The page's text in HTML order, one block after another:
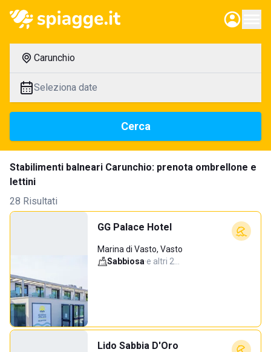
Carunchio
Seleziona date
Cerca
Stabilimenti balneari Carunchio: prenota ombrellone e
lettini
28 Risultati
GG Palace Hotel
Marina di Vasto, Vasto
Sabbiosa·e altri 2…
Lido Sabbia D'Oro